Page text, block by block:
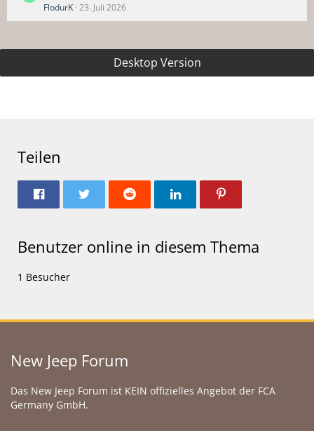
FlodurK 23. Juli 2026
Desktop Version
Teilen
Benutzer online in diesem Thema
1 Besucher
New Jeep Forum
Das New Jeep Forum ist KEIN offizielles Angebot der FCA
Germany GmbH.